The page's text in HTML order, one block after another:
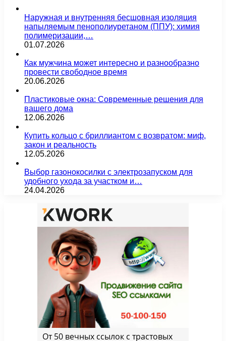
Наружная и внутренняя бесшовная изоляция
напыляемым пенополиуретаном (ППУ): химия
полимеризации,…
01.07.2026
Как мужчина может интересно и разнообразно
провести свободное время
20.06.2026
Пластиковые окна: Современные решения для
вашего дома
12.06.2026
Купить кольцо с бриллиантом с возвратом: миф,
закон и реальность
12.05.2026
Выбор газонокосилки с электрозапуском для
удобного ухода за участком и…
24.04.2026